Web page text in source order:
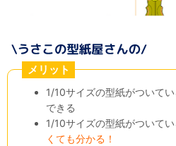
メリット
1/10サイズの型紙がついて
できる
1/10サイズの型紙がついて
くても分かる！